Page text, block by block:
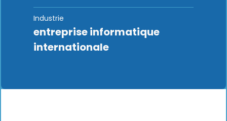
Industrie
entreprise informatique
internationale